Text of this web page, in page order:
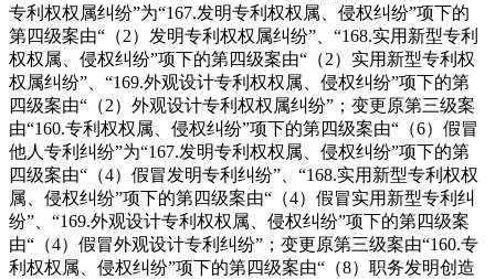
专利权权属纠纷”为“167.发明专利权权属、侵权纠纷”项下的
第四级案由“（2）发明专利权权属纠纷”、“168.实用新型专利
权权属、侵权纠纷”项下的第四级案由“（2）实用新型专利权
权属纠纷”、“169.外观设计专利权权属、侵权纠纷”项下的第
四级案由“（2）外观设计专利权权属纠纷”；变更原第三级案
由“160.专利权权属、侵权纠纷”项下的第四级案由“（6）假冒
他人专利纠纷”为“167.发明专利权权属、侵权纠纷”项下的第
四级案由“（4）假冒发明专利纠纷”、“168.实用新型专利权权
属、侵权纠纷”项下的第四级案由“（4）假冒实用新型专利纠
纷”、“169.外观设计专利权权属、侵权纠纷”项下的第四级案
由“（4）假冒外观设计专利纠纷”；变更原第三级案由“160.专
利权权属、侵权纠纷”项下的第四级案由“（8）职务发明创造